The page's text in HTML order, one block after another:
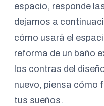
espacio, responde
dejamos a
cómo usará el
reforma de un baño
los contras del
nuevo, piensa cómo
tus sueños.